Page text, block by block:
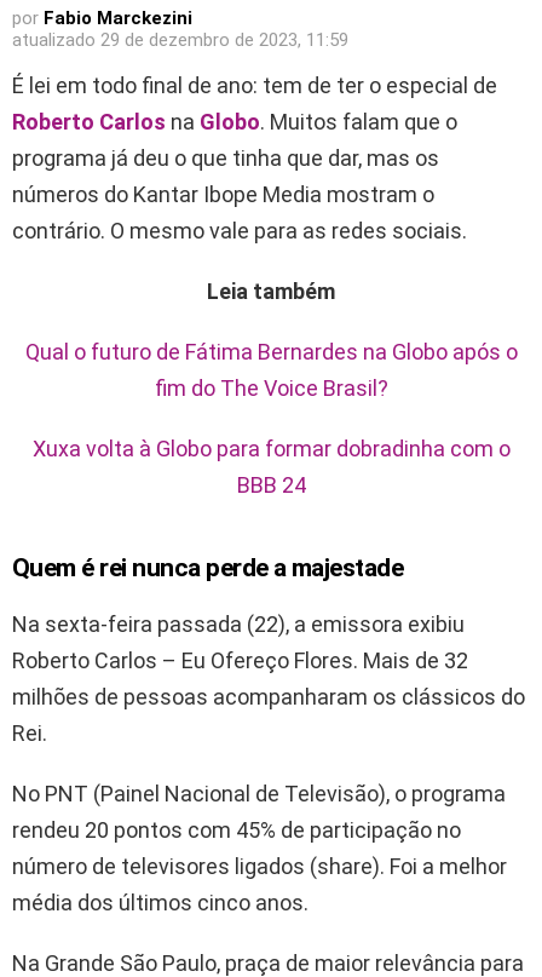
por Fabio Marckezini
atualizado 29 de dezembro de 2023, 11:59
É lei em todo final de ano: tem de ter o especial de
Roberto Carlos na Globo. Muitos falam que o
programa já deu o que tinha que dar, mas os
números do Kantar Ibope Media mostram o
contrário. O mesmo vale para as redes sociais.
Leia também
Qual o futuro de Fátima Bernardes na Globo após o
fim do The Voice Brasil?
Xuxa volta à Globo para formar dobradinha com o
BBB 24
Quem é rei nunca perde a majestade
Na sexta-feira passada (22), a emissora exibiu
Roberto Carlos – Eu Ofereço Flores. Mais de 32
milhões de pessoas acompanharam os clássicos do
Rei.
No PNT (Painel Nacional de Televisão), o programa
rendeu 20 pontos com 45% de participação no
número de televisores ligados (share). Foi a melhor
média dos últimos cinco anos.
Na Grande São Paulo, praça de maior relevância para